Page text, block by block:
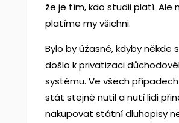
že je tím, kdo studii platí. Ale
platíme my všichni.
Bylo by úžasné, kdyby někde
došlo k privatizaci
systému. Ve všech
stát stejně nutil a nutí lidi
nakupovat státní dluhopisy